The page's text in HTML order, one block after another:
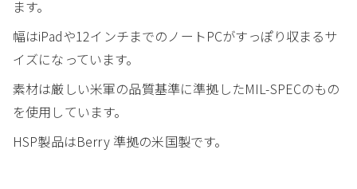
ます。
幅はiPadや12インチまでのノートPCがすっぽり収まるサ
イズになっています。
素材は厳しい米軍の品質基準に準拠したMIL-SPECのもの
を使用しています。
HSP製品はBerry 準拠の米国製です。